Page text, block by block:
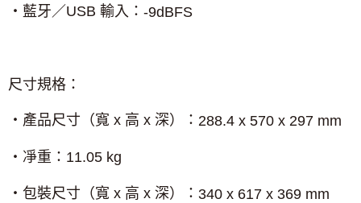
‧藍牙／USB 輸入： -9dBFS
尺寸規格：
‧產品尺寸（寬 x 高 x 深）： 288.4 x 570 x 297 mm
‧凈重： 11.05 kg
‧包裝尺寸（寬 x 高 x 深）： 340 x 617 x 369 mm